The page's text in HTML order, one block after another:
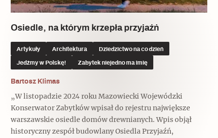
Osiedle, na którym krzepła przyjaźń
Artykuły Architektura Dziedzictwo na co dzień
Jedźmy w Polskę! Zabytek niejedno ma imię
Bartosz Klimas
„W listopadzie 2024 roku Mazowiecki Wojewódzki
Konserwator Zabytków wpisał do rejestru największe
warszawskie osiedle domów drewnianych. Wpis objął
historyczny zespół budowlany Osiedla Przyjaźń,